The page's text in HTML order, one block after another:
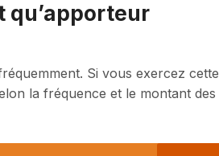
qu’apporteur
Si vous exercez cette
la fréquence et le montant des